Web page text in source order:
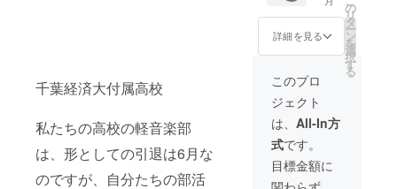
千葉経済大付属高校
私たちの高校の軽音楽部
は、形としての引退は6月な
のですが、自分たちの部活
程度の
CMを5
回程度
放送い
たしま
す。
CMは弊
社のプ
ロのス
タッフ
がご支
援いた
だい方
詳細を見る
の
リ
タ
ー
ン
を
選
択
す
る
このプロ
ジェクト
は、 All-In方
式です。
目標金額に